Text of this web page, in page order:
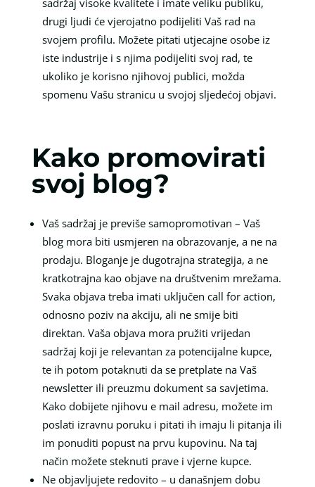
drugi ljudi će vjerojatno podijeliti Vaš rad na
svojem profilu. Možete pitati utjecajne osobe iz
iste industrije i s njima podijeliti svoj rad, te
ukoliko je korisno njihovoj publici, možda
spomenu Vašu stranicu u svojoj sljedećoj objavi.
Kako promovirati
svoj blog?
Vaš sadržaj je previše samopromotivan – Vaš
blog mora biti usmjeren na obrazovanje, a ne na
prodaju. Bloganje je dugotrajna strategija, a ne
kratkotrajna kao objave na društvenim mrežama.
Svaka objava treba imati uključen call for action,
odnosno poziv na akciju, ali ne smije biti
direktan. Vaša objava mora pružiti vrijedan
sadržaj koji je relevantan za potencijalne kupce,
te ih potom potaknuti da se pretplate na Vaš
newsletter ili preuzmu dokument sa savjetima.
Kako dobijete njihovu e mail adresu, možete im
poslati izravnu poruku i pitati ih imaju li pitanja ili
im ponuditi popust na prvu kupovinu. Na taj
način možete steknuti prave i vjerne kupce.
Ne objavljujete redovito – u današnjem dobu